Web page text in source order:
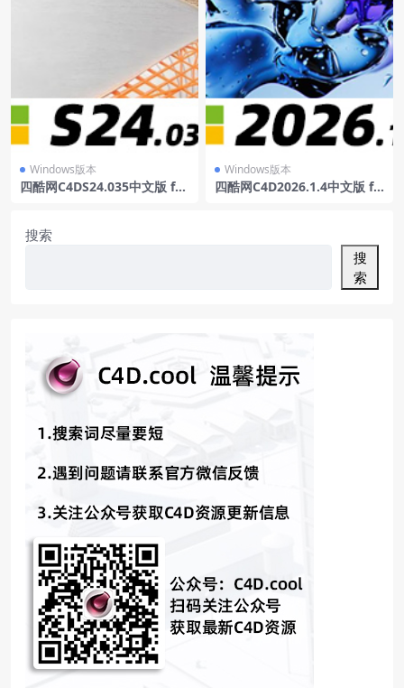
Windows版本
四酷网C4DS24.035中文版 for
Windows版本
四酷网C4D2026.1.4中文版 fo
搜索
搜
索